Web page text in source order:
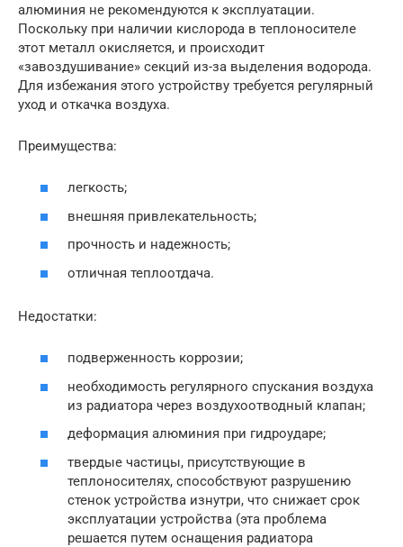
алюминия не рекомендуются к эксплуатации.
Поскольку при наличии кислорода в теплоносителе
этот металл окисляется, и происходит
«завоздушивание» секций из-за выделения водорода.
Для избежания этого устройству требуется регулярный
уход и откачка воздуха.
Преимущества:
легкость;
внешняя привлекательность;
прочность и надежность;
отличная теплоотдача.
Недостатки:
подверженность коррозии;
необходимость регулярного спускания воздуха
из радиатора через воздухоотводный клапан;
деформация алюминия при гидроударе;
твердые частицы, присутствующие в
теплоносителях, способствуют разрушению
стенок устройства изнутри, что снижает срок
эксплуатации устройства (эта проблема
решается путем оснащения радиатора